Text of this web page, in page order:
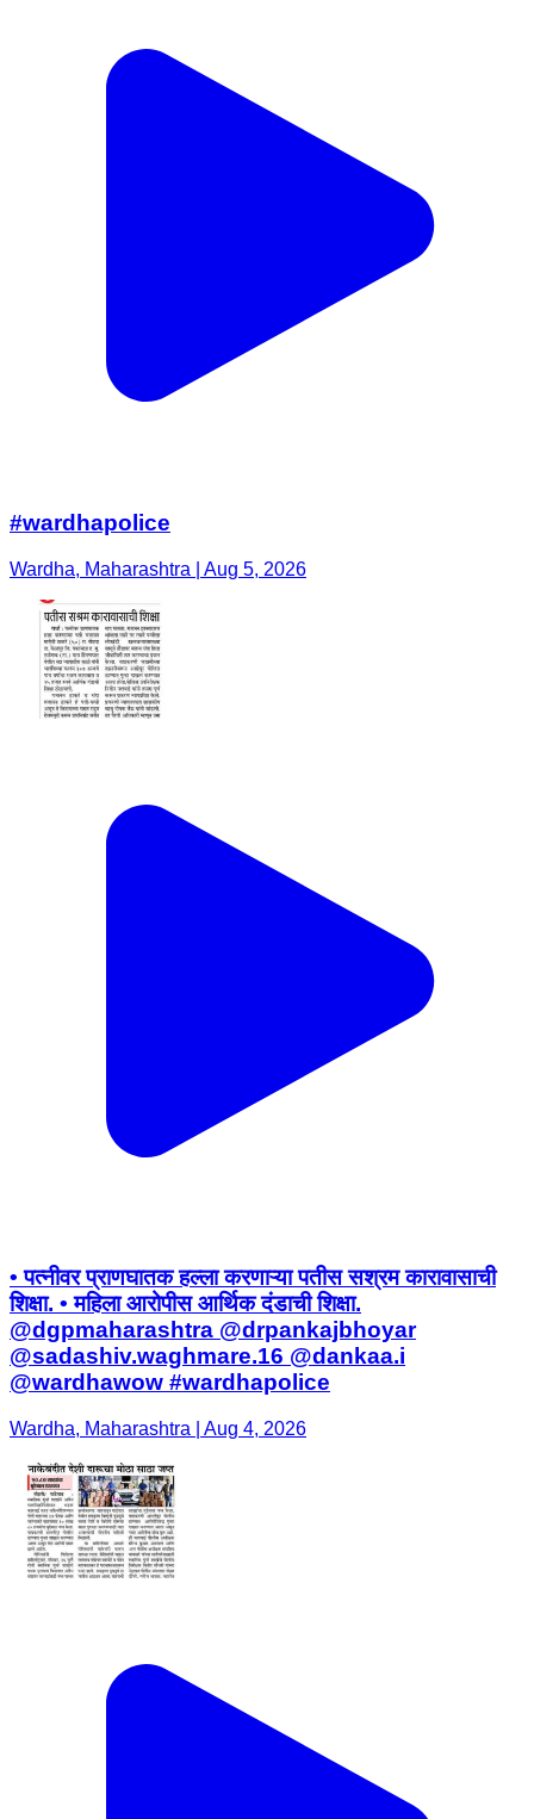
#wardhapolice
Wardha, Maharashtra | Aug 5, 2026
• पत्नीवर प्राणघातक हल्ला करणाऱ्या पतीस सश्रम कारावासाची
शिक्षा. • महिला आरोपीस आर्थिक दंडाची शिक्षा.
@dgpmaharashtra @drpankajbhoyar
@sadashiv.waghmare.16 @dankaa.i
@wardhawow #wardhapolice
Wardha, Maharashtra | Aug 4, 2026